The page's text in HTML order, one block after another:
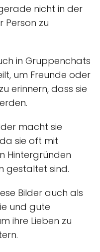
nicht in der
Person zu
in Gruppenchats
um Freunde oder
erinnern, dass sie
macht sie
sie oft mit
Hintergründen
gestaltet sind.
Bilder auch als
und gute
ihre Lieben zu